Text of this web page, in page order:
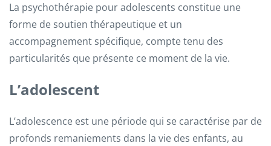
La psychothérapie pour adolescents constitue une
forme de soutien thérapeutique et un
accompagnement spécifique, compte tenu des
particularités que présente ce moment de la vie.
L’adolescent
L’adolescence est une période qui se caractérise par de
profonds remaniements dans la vie des enfants, au